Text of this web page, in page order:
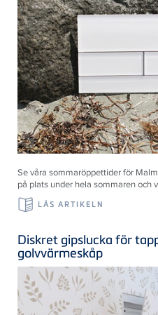
Se våra sommaröppettider för
på plats under hela sommaren och
LÄS ARTIKELN
Diskret gipslucka för
golvvärmeskåp